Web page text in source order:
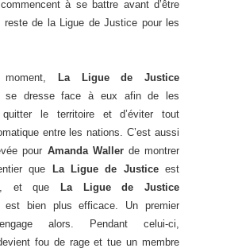
à se battre avant d’être
reste de la Ligue de Justice pour les
La Ligue de Justice
se dresse face à eux afin de les
le territoire et d’éviter tout
entre les nations. C’est aussi
pour Amanda Wallerde montrer
que
La Ligue de Justiceest
et que
La Ligue de Justice
est bien plus efficace. Un premier
alors. Pendant celui-ci,
fou de rage et tue un membre